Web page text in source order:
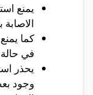
يمنع
كما
في
يحذر
وجود